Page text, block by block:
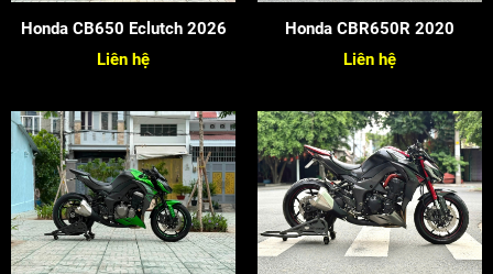
Honda CB650 Eclutch 2026
Liên hệ
Honda CBR650R 2020
Liên hệ